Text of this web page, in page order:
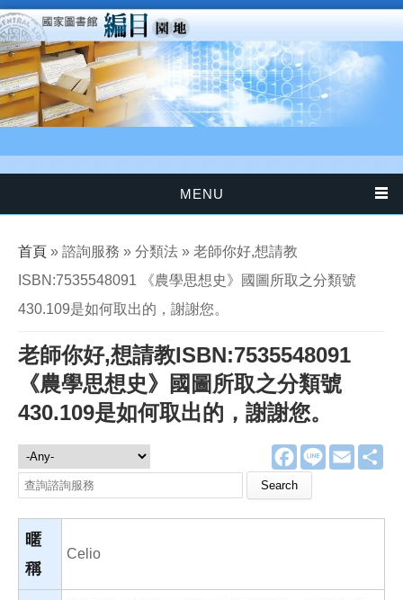
移至主內容
MENU
您在這裡
首頁 » 諮詢服務 » 分類法 » 老師你好,想請教
ISBN:7535548091 《農學思想史》國圖所取之分類號
430.109是如何取出的，謝謝您。
老師你好,想請教ISBN:7535548091
《農學思想史》國圖所取之分類號
430.109是如何取出的，謝謝您。
F
a
e
o
L
E
m
諮詢服務
Search this site
暱
稱
Celio